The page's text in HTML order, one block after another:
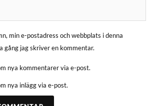
min e-postadress och webbplats i denna
gång jag skriver en kommentar.
nya kommentarer via e-post.
nya inlägg via e-post.